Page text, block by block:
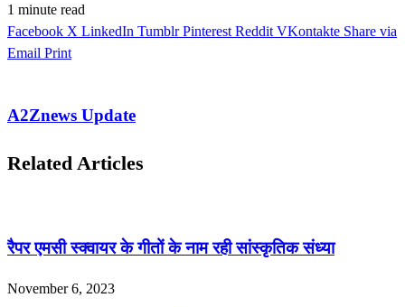
1 minute read
Facebook X LinkedIn Tumblr Pinterest Reddit VKontakte Share via
Email Print
A2Znews Update
Related Articles
रैपर एमसी स्क्वायर के गीतों के नाम रही सांस्कृतिक संध्या
November 6, 2023